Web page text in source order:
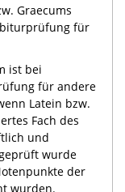
Graecums
für
ist bei
für andere
Latein bzw.
Fach des
und
wurde
der
wurden.